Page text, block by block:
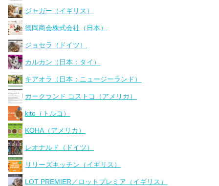
ジャガー（イギリス）
徳岡商会株式会社（日本）
ジョセラ（ドイツ）
カルカン（日本：タイ）
キアオラ（日本：ニュージーランド）
カークランド コストコ（アメリカ）
kito（トルコ）
KOHA（アメリカ）
レオナルド（ドイツ）
リリーズキッチン（イギリス）
LOT PREMIER／ロットプレミア（イギリス）